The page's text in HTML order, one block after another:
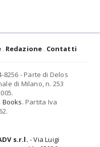
Redazione Contatti
8256 - Parte di Delos
di Milano, n. 253
. Partita Iva
s.r.l. - Via Luigi